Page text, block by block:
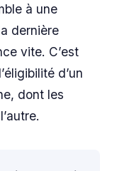
à une
dernière
vite. C’est
d’un
dont les